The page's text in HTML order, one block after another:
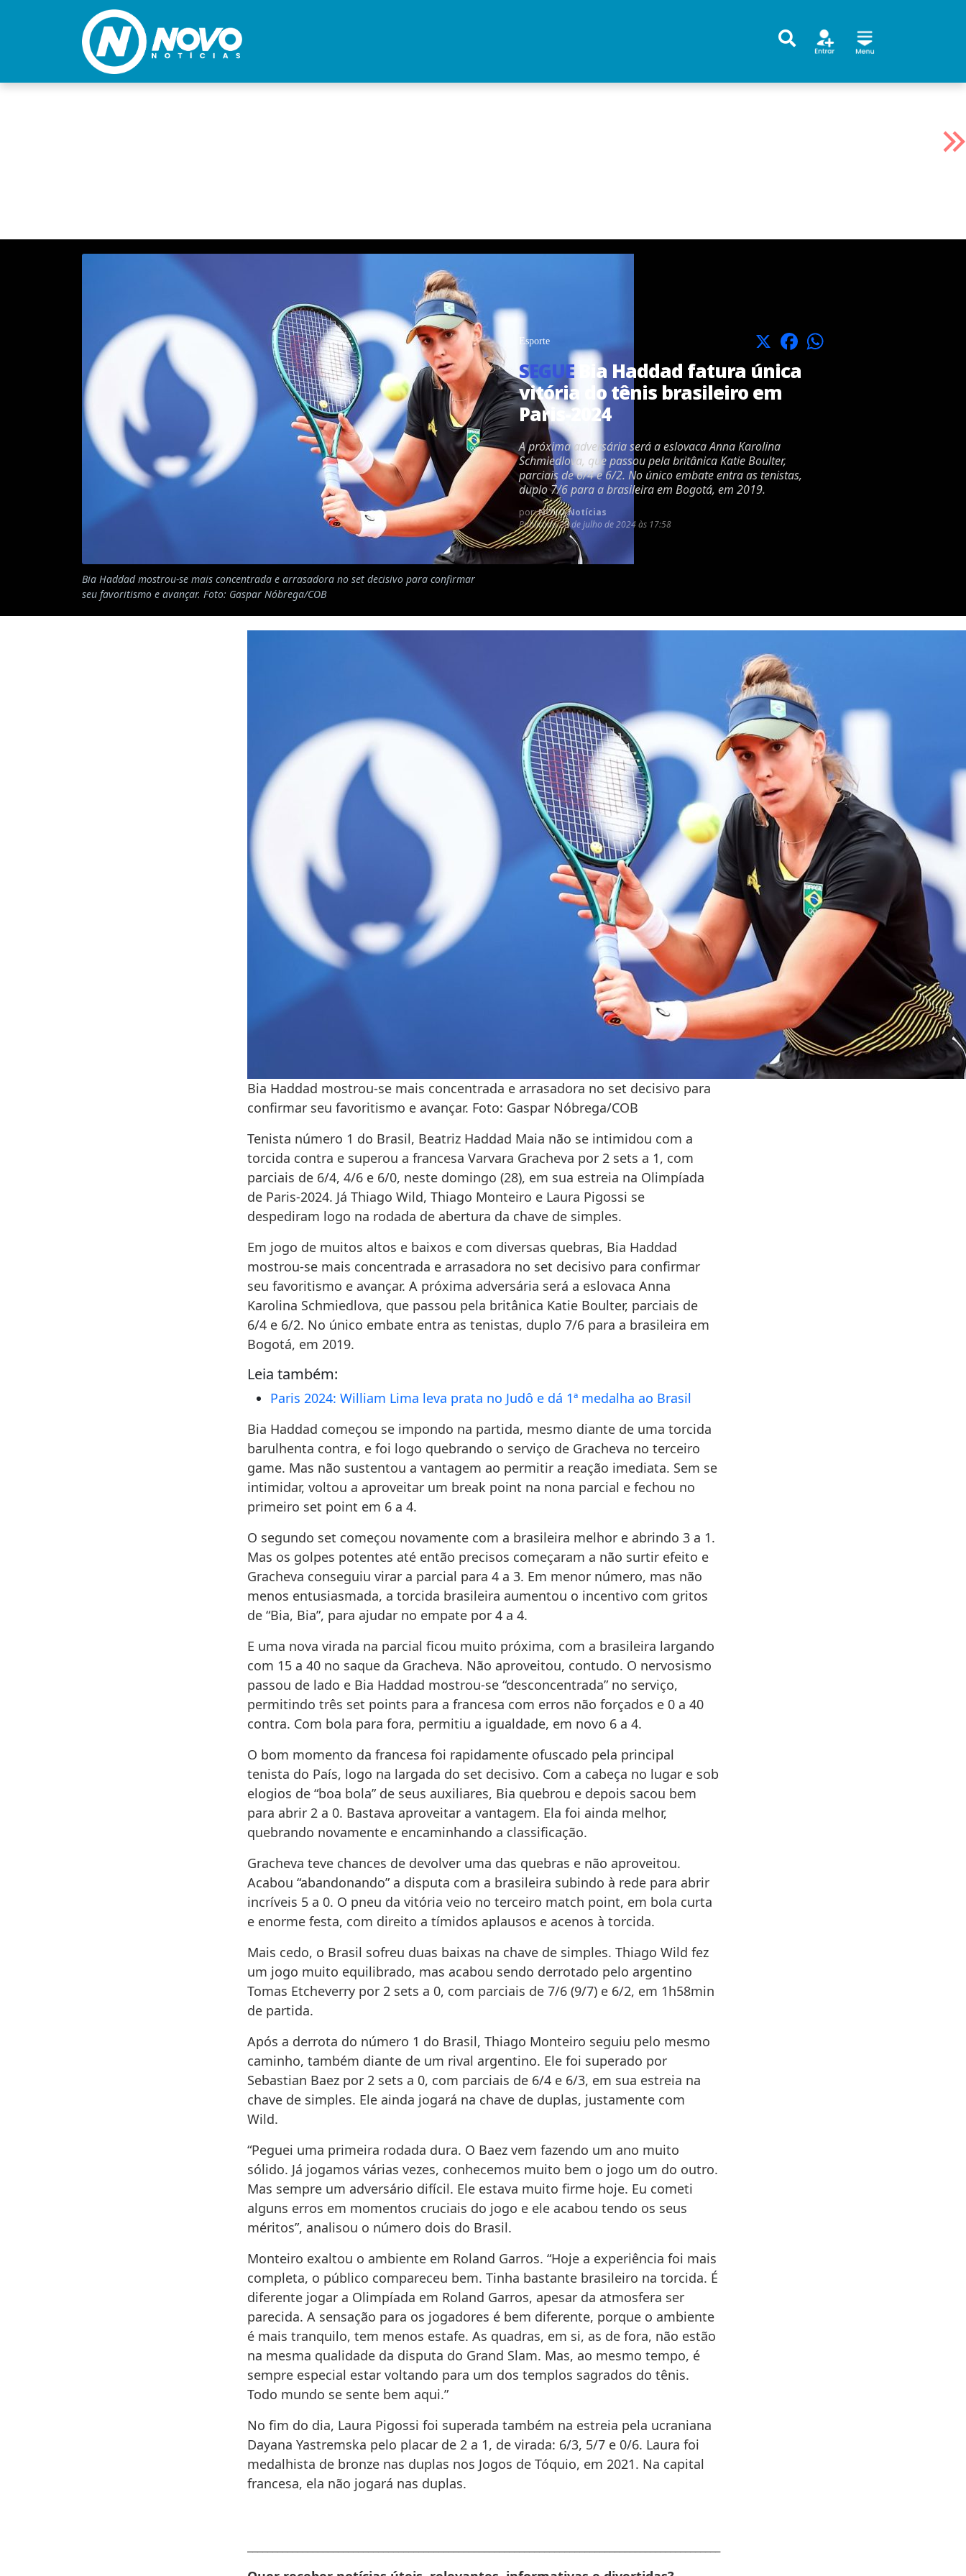
Bia Haddad mostrou-se mais concentrada e arrasadora no set decisivo para confirmar
seu favoritismo e avançar. Foto: Gaspar Nóbrega/COB
Esporte X Facebook
SEGUE Bia Haddad fatura única
vitória do tênis brasileiro em
Paris-2024
A próxima adversária será a eslovaca Anna Karolina
Schmiedlova, que passou pela britânica Katie Boulter,
parciais de 6/4 e 6/2. No único embate entra as tenistas,
duplo 7/6 para a brasileira em Bogotá, em 2019.
por:NOVO Notícias
Publicado28 de julho de 2024 às 17:58
Bia Haddad mostrou-se mais concentrada e arrasadora no set decisivo para
confirmar seu favoritismo e avançar. Foto: Gaspar Nóbrega/COB
Tenista número 1 do Brasil, Beatriz Haddad Maia não se intimidou com a
torcida contra e superou a francesa Varvara Gracheva por 2 sets a 1, com
parciais de 6/4, 4/6 e 6/0, neste domingo (28), em sua estreia na Olimpíada
de Paris-2024. Já Thiago Wild, Thiago Monteiro e Laura Pigossi se
despediram logo na rodada de abertura da chave de simples.
Em jogo de muitos altos e baixos e com diversas quebras, Bia Haddad
mostrou-se mais concentrada e arrasadora no set decisivo para confirmar
seu favoritismo e avançar. A próxima adversária será a eslovaca Anna
Karolina Schmiedlova, que passou pela britânica Katie Boulter, parciais de
6/4 e 6/2. No único embate entra as tenistas, duplo 7/6 para a brasileira em
Bogotá, em 2019.
Leia também:
Paris 2024: William Lima leva prata no Judô e dá 1ª medalha ao Brasil
Bia Haddad começou se impondo na partida, mesmo diante de uma torcida
barulhenta contra, e foi logo quebrando o serviço de Gracheva no terceiro
game. Mas não sustentou a vantagem ao permitir a reação imediata. Sem se
intimidar, voltou a aproveitar um break point na nona parcial e fechou no
primeiro set point em 6 a 4.
O segundo set começou novamente com a brasileira melhor e abrindo 3 a 1.
Mas os golpes potentes até então precisos começaram a não surtir efeito e
Gracheva conseguiu virar a parcial para 4 a 3. Em menor número, mas não
menos entusiasmada, a torcida brasileira aumentou o incentivo com gritos
de “Bia, Bia”, para ajudar no empate por 4 a 4.
E uma nova virada na parcial ficou muito próxima, com a brasileira largando
com 15 a 40 no saque da Gracheva. Não aproveitou, contudo. O nervosismo
passou de lado e Bia Haddad mostrou-se “desconcentrada” no serviço,
permitindo três set points para a francesa com erros não forçados e 0 a 40
contra. Com bola para fora, permitiu a igualdade, em novo 6 a 4.
O bom momento da francesa foi rapidamente ofuscado pela principal
tenista do País, logo na largada do set decisivo. Com a cabeça no lugar e sob
elogios de “boa bola” de seus auxiliares, Bia quebrou e depois sacou bem
para abrir 2 a 0. Bastava aproveitar a vantagem. Ela foi ainda melhor,
quebrando novamente e encaminhando a classificação.
Gracheva teve chances de devolver uma das quebras e não aproveitou.
Acabou “abandonando” a disputa com a brasileira subindo à rede para abrir
incríveis 5 a 0. O pneu da vitória veio no terceiro match point, em bola curta
e enorme festa, com direito a tímidos aplausos e acenos à torcida.
Mais cedo, o Brasil sofreu duas baixas na chave de simples. Thiago Wild fez
um jogo muito equilibrado, mas acabou sendo derrotado pelo argentino
Tomas Etcheverry por 2 sets a 0, com parciais de 7/6 (9/7) e 6/2, em 1h58min
de partida.
Após a derrota do número 1 do Brasil, Thiago Monteiro seguiu pelo mesmo
caminho, também diante de um rival argentino. Ele foi superado por
Sebastian Baez por 2 sets a 0, com parciais de 6/4 e 6/3, em sua estreia na
chave de simples. Ele ainda jogará na chave de duplas, justamente com
Wild.
“Peguei uma primeira rodada dura. O Baez vem fazendo um ano muito
sólido. Já jogamos várias vezes, conhecemos muito bem o jogo um do outro.
Mas sempre um adversário difícil. Ele estava muito firme hoje. Eu cometi
alguns erros em momentos cruciais do jogo e ele acabou tendo os seus
méritos”, analisou o número dois do Brasil.
Monteiro exaltou o ambiente em Roland Garros. “Hoje a experiência foi mais
completa, o público compareceu bem. Tinha bastante brasileiro na torcida. É
diferente jogar a Olimpíada em Roland Garros, apesar da atmosfera ser
parecida. A sensação para os jogadores é bem diferente, porque o ambiente
é mais tranquilo, tem menos estafe. As quadras, em si, as de fora, não estão
na mesma qualidade da disputa do Grand Slam. Mas, ao mesmo tempo, é
sempre especial estar voltando para um dos templos sagrados do tênis.
Todo mundo se sente bem aqui.”
No fim do dia, Laura Pigossi foi superada também na estreia pela ucraniana
Dayana Yastremska pelo placar de 2 a 1, de virada: 6/3, 5/7 e 0/6. Laura foi
medalhista de bronze nas duplas nos Jogos de Tóquio, em 2021. Na capital
francesa, ela não jogará nas duplas.